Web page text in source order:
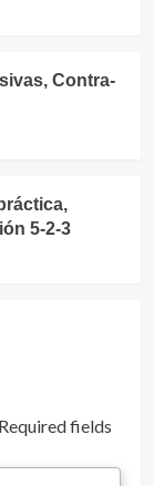
Contra-
5-2-3
Required fields